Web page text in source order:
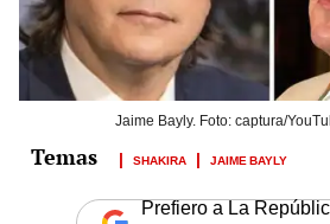
Jaime Bayly. Foto: captura/
SHAKIRA JAIME BAYLY
Prefiero a La